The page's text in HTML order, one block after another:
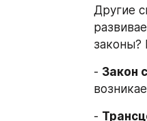
Другие
законы?
- Закон
-